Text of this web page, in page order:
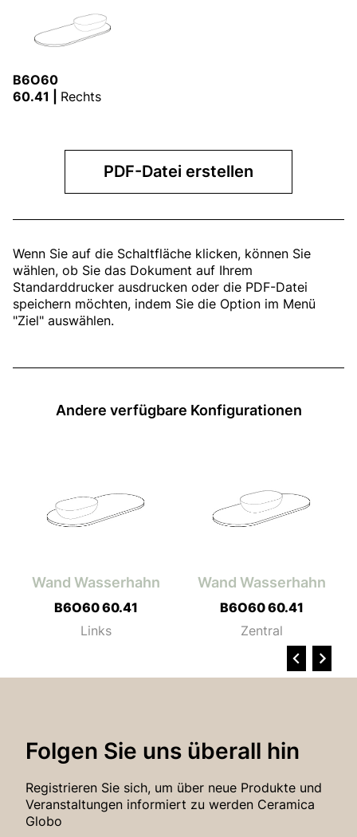
B6O60
60.41 | Rechts
PDF-Datei erstellen
Wenn Sie auf die Schaltfläche klicken, können Sie
wählen, ob Sie das Dokument auf Ihrem
Standarddrucker ausdrucken oder die PDF-Datei
speichern möchten, indem Sie die Option im Menü
"Ziel" auswählen.
Andere verfügbare Konfigurationen
Wand Wasserhahn
B6O60 60.41
Links
Wand Wasserhahn
B6O60 60.41
Zentral
Folgen Sie uns überall hin
Registrieren Sie sich, um über neue Produkte und
Veranstaltungen informiert zu werden Ceramica
Globo